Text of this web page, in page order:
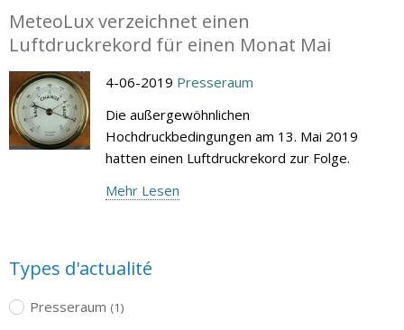
MeteoLux verzeichnet einen
Luftdruckrekord für einen Monat Mai
4-06-2019 Presseraum
Die außergewöhnlichen
Hochdruckbedingungen am 13. Mai 2019
hatten einen Luftdruckrekord zur Folge.
Mehr Lesen
Types d'actualité
Presseraum (1)